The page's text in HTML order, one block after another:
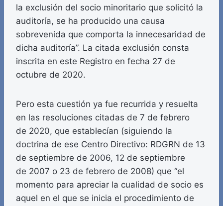
la exclusión del socio minoritario que solicitó la
auditoría, se ha producido una causa
sobrevenida que comporta la innecesaridad de
dicha auditoría”. La citada exclusión consta
inscrita en este Registro en fecha 27 de
octubre de 2020.
Pero esta cuestión ya fue recurrida y resuelta
en las resoluciones citadas de 7 de febrero
de 2020, que establecían (siguiendo la
doctrina de ese Centro Directivo: RDGRN de 13
de septiembre de 2006, 12 de septiembre
de 2007 o 23 de febrero de 2008) que “el
momento para apreciar la cualidad de socio es
aquel en el que se inicia el procedimiento de